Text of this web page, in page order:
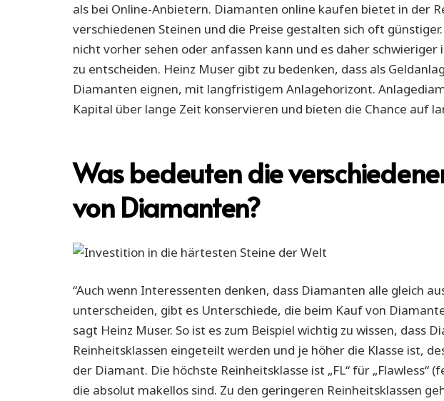
als bei Online-Anbietern. Diamanten online kaufen bietet in der
verschiedenen Steinen und die Preise gestalten sich oft
nicht vorher sehen oder anfassen kann und es daher
zu entscheiden. Heinz Muser gibt zu bedenken, dass als
Diamanten eignen, mit langfristigem Anlagehorizont.
Kapital über lange Zeit konservieren und bieten die Chance auf
Was bedeuten die
von Diamanten?
“Auch wenn Interessenten denken, dass Diamanten alle gleich
unterscheiden, gibt es Unterschiede, die beim Kauf von
sagt Heinz Muser. So ist es zum Beispiel wichtig zu wissen, dass
Reinheitsklassen eingeteilt werden und je höher die Klasse ist,
der Diamant. Die höchste Reinheitsklasse ist „FL“ für
die absolut makellos sind. Zu den geringeren Reinheitsklassen